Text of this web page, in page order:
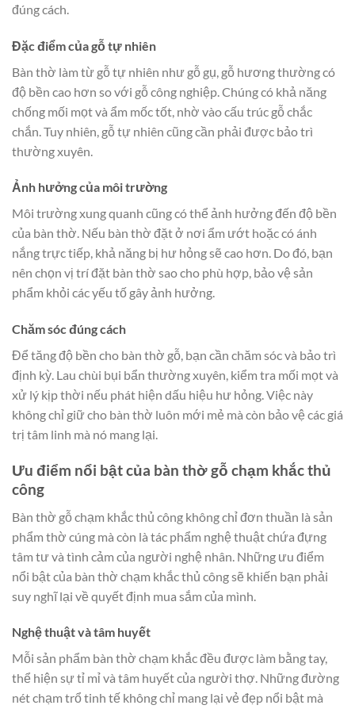
đúng cách.
Đặc điểm của gỗ tự nhiên
Bàn thờ làm từ gỗ tự nhiên như gỗ gụ, gỗ hương thường có
độ bền cao hơn so với gỗ công nghiệp. Chúng có khả năng
chống mối mọt và ẩm mốc tốt, nhờ vào cấu trúc gỗ chắc
chắn. Tuy nhiên, gỗ tự nhiên cũng cần phải được bảo trì
thường xuyên.
Ảnh hưởng của môi trường
Môi trường xung quanh cũng có thể ảnh hưởng đến độ bền
của bàn thờ. Nếu bàn thờ đặt ở nơi ẩm ướt hoặc có ánh
nắng trực tiếp, khả năng bị hư hỏng sẽ cao hơn. Do đó, bạn
nên chọn vị trí đặt bàn thờ sao cho phù hợp, bảo vệ sản
phẩm khỏi các yếu tố gây ảnh hưởng.
Chăm sóc đúng cách
Để tăng độ bền cho bàn thờ gỗ, bạn cần chăm sóc và bảo trì
định kỳ. Lau chùi bụi bẩn thường xuyên, kiểm tra mối mọt và
xử lý kịp thời nếu phát hiện dấu hiệu hư hỏng. Việc này
không chỉ giữ cho bàn thờ luôn mới mẻ mà còn bảo vệ các giá
trị tâm linh mà nó mang lại.
Ưu điểm nổi bật của bàn thờ gỗ chạm khắc thủ
công
Bàn thờ gỗ chạm khắc thủ công không chỉ đơn thuần là sản
phẩm thờ cúng mà còn là tác phẩm nghệ thuật chứa đựng
tâm tư và tình cảm của người nghệ nhân. Những ưu điểm
nổi bật của bàn thờ chạm khắc thủ công sẽ khiến bạn phải
suy nghĩ lại về quyết định mua sắm của mình.
Nghệ thuật và tâm huyết
Mỗi sản phẩm bàn thờ chạm khắc đều được làm bằng tay,
thể hiện sự tỉ mỉ và tâm huyết của người thợ. Những đường
nét chạm trổ tinh tế không chỉ mang lại vẻ đẹp nổi bật mà